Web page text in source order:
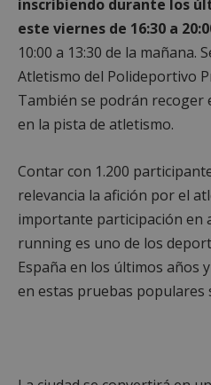
inscribiendo durante los
este viernes de 16:30 a
10:00 a 13:30 de la mañana.
Atletismo del Polideportivo
También se podrán recoger
en la pista de atletismo.
Contar con 1.200
relevancia la afición por el
importante participación en
running es uno de los
España en los últimos años
en estas pruebas populares